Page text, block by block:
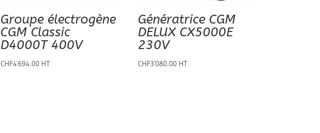
Groupe électrogène
CGM Classic
D4000T 400V
CHF4'694.00 HT
Génératrice CGM
DELUX CX5000E
230V
CHF3'080.00 HT